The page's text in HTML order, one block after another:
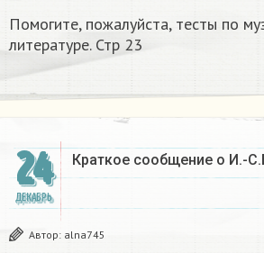
Помогите, пожалуйста, тесты по
литературе. Стр 23
24
ДЕКАБРЬ
Краткое сообщение о И.-
Автор: alna745